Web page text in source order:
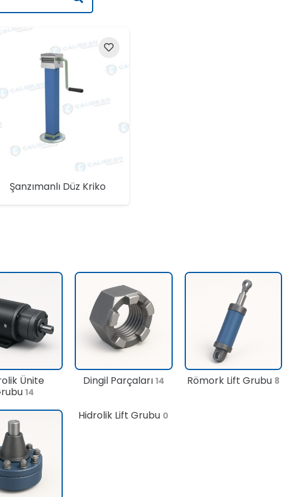
Şanzımanlı Düz Kriko
Ünite
14
Dingil Parçaları 14 Römork Lift Grubu 8
Hidrolik Lift Grubu 0